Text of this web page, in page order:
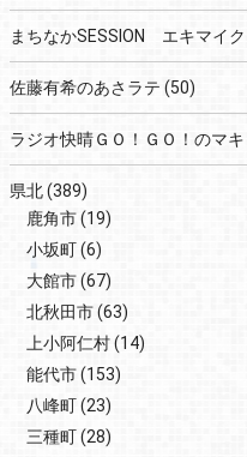
まちなかSESSION エキマイク
佐藤有希のあさラテ (50)
ラジオ快晴ＧＯ！ＧＯ！のマキ
県北(389)
鹿角市(19)
小坂町(6)
大館市(67)
北秋田市(63)
上小阿仁村(14)
能代市(153)
八峰町(23)
三種町(28)